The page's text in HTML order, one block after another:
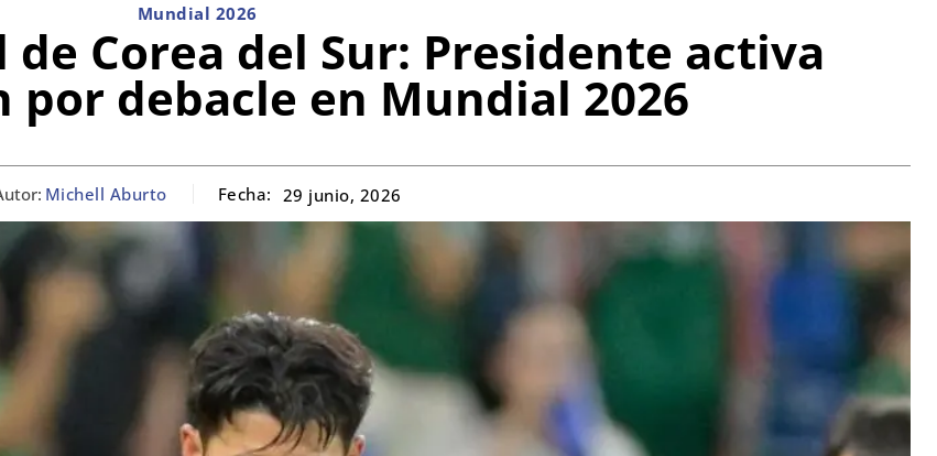
Mundial 2026
Corea del Sur: Presidente activa
por debacle en Mundial 2026
Michell Aburto Fecha: 29 junio, 2026